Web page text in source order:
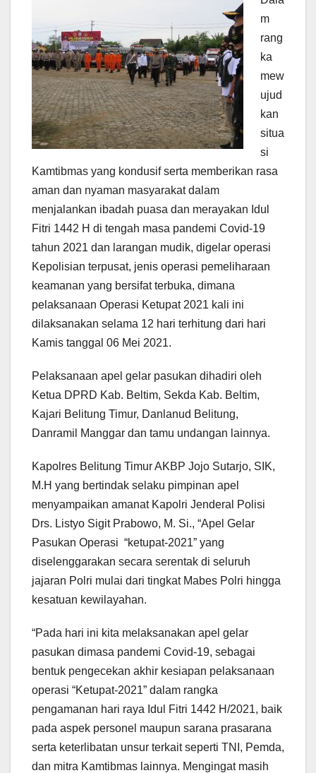
m
rang
ka
mew
ujud
kan
situa
si
Kamtibmas yang kondusif serta memberikan rasa
aman dan nyaman masyarakat dalam
menjalankan ibadah puasa dan merayakan Idul
Fitri 1442 H di tengah masa pandemi Covid-19
tahun 2021 dan larangan mudik, digelar operasi
Kepolisian terpusat, jenis operasi pemeliharaan
keamanan yang bersifat terbuka, dimana
pelaksanaan Operasi Ketupat 2021 kali ini
dilaksanakan selama 12 hari terhitung dari hari
Kamis tanggal 06 Mei 2021.
Pelaksanaan apel gelar pasukan dihadiri oleh
Ketua DPRD Kab. Beltim, Sekda Kab. Beltim,
Kajari Belitung Timur, Danlanud Belitung,
Danramil Manggar dan tamu undangan lainnya.
Kapolres Belitung Timur AKBP Jojo Sutarjo, SIK,
M.H yang bertindak selaku pimpinan apel
menyampaikan amanat Kapolri Jenderal Polisi
Drs. Listyo Sigit Prabowo, M. Si., “Apel Gelar
Pasukan Operasi “ketupat-2021” yang
diselenggarakan secara serentak di seluruh
jajaran Polri mulai dari tingkat Mabes Polri hingga
kesatuan kewilayahan.
“Pada hari ini kita melaksanakan apel gelar
pasukan dimasa pandemi Covid-19, sebagai
bentuk pengecekan akhir kesiapan pelaksanaan
operasi “Ketupat-2021” dalam rangka
pengamanan hari raya Idul Fitri 1442 H/2021, baik
pada aspek personel maupun sarana prasarana
serta keterlibatan unsur terkait seperti TNI, Pemda,
dan mitra Kamtibmas lainnya. Mengingat masih